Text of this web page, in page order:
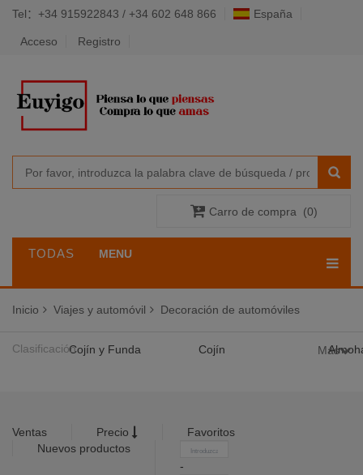
Tel：+34 915922843 / +34 602 648 866 España
Acceso Registro
Carro de compra (0)
TODAS
LAS
CATEGORÍAS
MENU
Inicio Viajes y automóvil Decoración de automóviles
ClasificaciónCojín y Funda Cojín Más
Ventas Precio
Favoritos
Nuevos productos
-